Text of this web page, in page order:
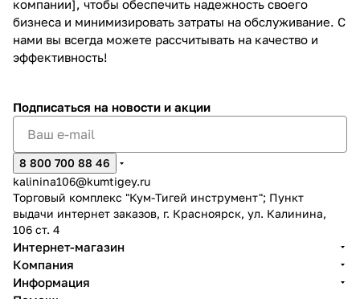
компании], чтобы обеспечить надежность своего
бизнеса и минимизировать затраты на обслуживание. С
нами вы всегда можете рассчитывать на качество и
эффективность!
Подписаться на новости и акции
8 800 700 88 46
kalinina106@kumtigey.ru
Торговый комплекс "Кум-Тигей инструмент"; Пункт
выдачи интернет заказов, г. Красноярск, ул. Калинина,
106 ст. 4
Интернет-магазин
Компания
Информация